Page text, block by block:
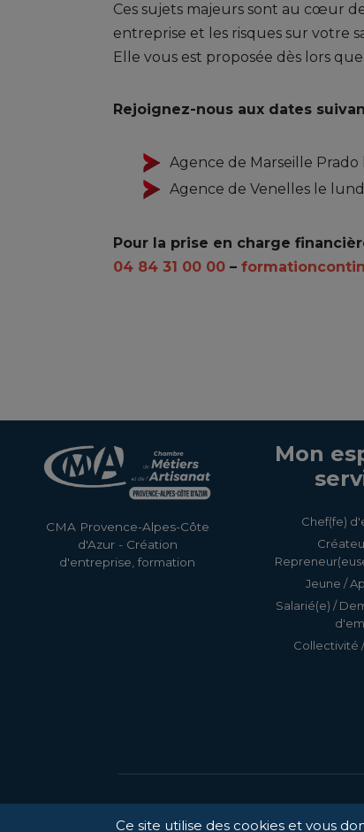
Ces sujets majeurs sont au cœur
entreprise et les risques sur votre
Elle vous est proposée dès lors
Rejoignez-nous aux dates
Agence de Marseille
Agence de Venelles le
Pour la prise en charge
04 84 31 00 00 –
CMA Provence-Alpes-Côte
d'Azur - Création
d'entreprise, formation
Mon
Chef(fe)
Jeune /
Salarié(e) /
Collectivité
Ce site utilise des cookies et vous